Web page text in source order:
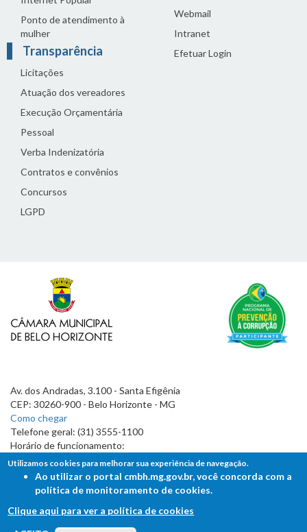
Ponto de atendimento à
mulher
Transparência
Licitações
Atuação dos vereadores
Execução Orçamentária
Pessoal
Verba Indenizatória
Contratos e convênios
Concursos
LGPD
Webmail
Intranet
Efetuar Login
Av. dos Andradas, 3.100 - Santa Efigênia
CEP: 30260-900 - Belo Horizonte - MG
Como chegar
Telefone geral: (31) 3555-1100
Horário de funcionamento:
7h às 19h
FALE COM A CÂMARA
Utilizamos cookies para melhorar sua experiência de navegação.
Ao utilizar o portal cmbh.mg.gov.br, você concorda com a
política de monitoramento de cookies.
Clique aqui para ver a política de cookies